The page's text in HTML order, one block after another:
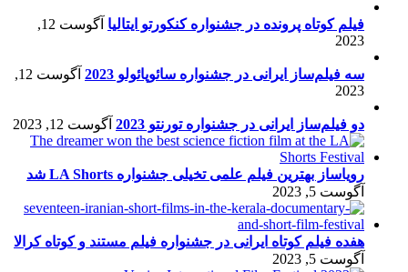
فیلم کوتاه پرونده در جشنواره کنکورتو ایتالیا
آگوست 12,
2023
سه فیلم‌ساز ایرانی در جشنواره سائوپائولو 2023
آگوست 12,
2023
دو فیلم‌ساز ایرانی در جشنواره تورنتو 2023 آگوست 12, 2023
رویاساز بهترین فیلم علمی تخیلی جشنواره LA Shorts شد
آگوست 5, 2023
هفده فیلم کوتاه ایرانی در جشنواره فیلم مستند و کوتاه کرالا
آگوست 5, 2023